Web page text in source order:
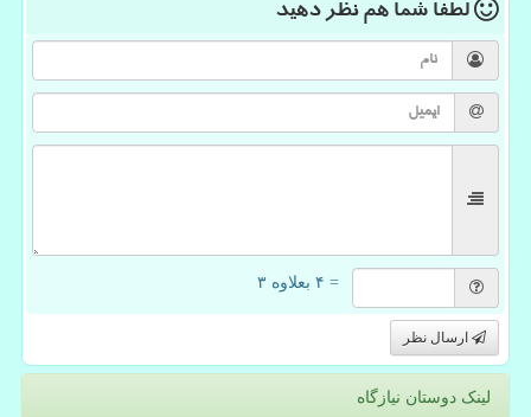
لطفا شما همنظر دهید
= ۴ بعلاوه ۳
ارسال نظر
لینک دوستان نیازگاه